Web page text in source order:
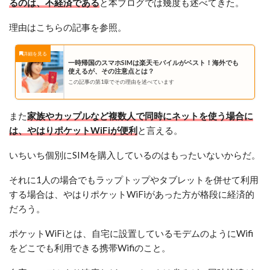
理由はこちらの記事を参照。
一時帰国のスマホSIMは楽天モバイルがベスト！海外でも
使えるが、その注意点とは？
この記事の第1章でその理由を述べています
また家族やカップルなど複数人で同時にネットを使う場合に
は、やはりポケットWiFiが便利と言える。
いちいち個別にSIMを購入しているのはもったいないからだ。
それに1人の場合でもラップトップやタブレットを併せて利用
する場合は、やはりポケットWiFiがあった方が格段に経済的
だろう。
ポケットWiFiとは、自宅に設置しているモデムのようにWifi
をどこでも利用できる携帯Wifiのこと。